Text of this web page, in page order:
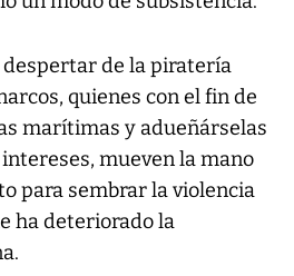
despertar de la piratería
quienes con el fin de
marítimas y adueñárselas
mueven la mano
para sembrar la violencia
ha deteriorado la